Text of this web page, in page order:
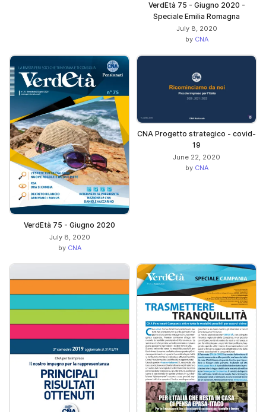
VerdEtà 75 - Giugno 2020 -
Speciale Emilia Romagna
July 8, 2020
by CNA
VerdEtà 75 - Giugno 2020
July 8, 2020
by CNA
CNA Progetto strategico - covid-
19
June 22, 2020
by CNA